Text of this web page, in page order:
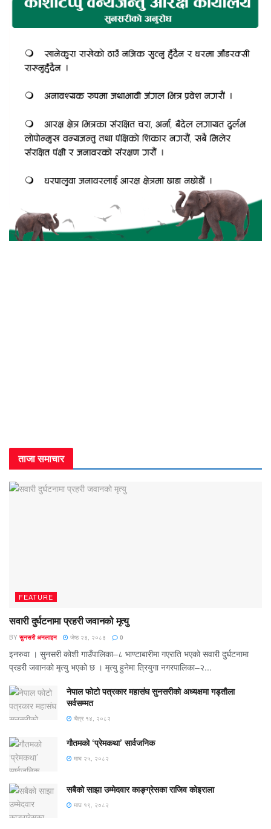
ताजा समाचार
FEATURE
सवारी दुर्घटनामा प्रहरी जवानको मृत्यु
BY सुनसरी अनलाइन जेष्ठ २३, २०८३ 0
इनरुवा । सुनसरी कोशी गाउँपालिका–८ भाण्टाबारीमा गएराति भएको सवारी दुर्घटनामा
प्रहरी जवानको मृत्यु भएको छ । मृत्यु हुनेमा त्रियुगा नगरपालिका–२...
नेपाल फोटो पत्रकार महासंघ सुनसरीको अध्यक्षमा गड्ताैला
सर्वसम्मत
चैत्र १४, २०८२
गौतमको ‘प्रेमकथा’ सार्वजनिक
माघ २५, २०८२
सबैको साझा उम्मेदवार काङ्ग्रेसका राजिव कोइराला
माघ १९, २०८२